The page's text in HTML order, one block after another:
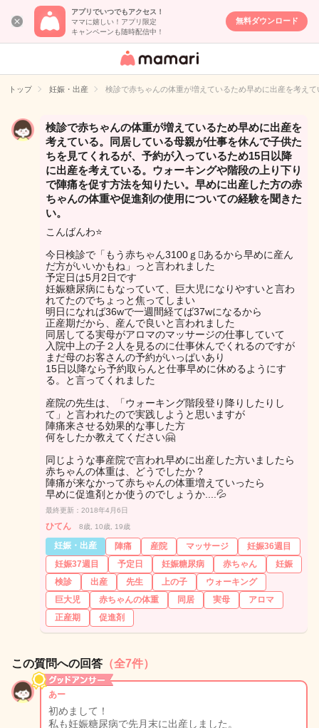
アプリでいつでもアクセス！
ママに嬉しい！アプリ限定
キャンペーンも随時配信中！
無料ダウンロード
女性専用匿名QA
イト
トップ 妊娠・出産 検診で赤ちゃんの体重が増えているため早めに出産を考え
検診で赤ちゃんの体重が増えているため早めに出産を
考えている。同居している母親が仕事を休んで子供た
ちを見てくれるが、予約が入っているため15日以降
に出産を考えている。ウォーキングや階段の上り下り
で陣痛を促す方法を知りたい。早めに出産した方の赤
ちゃんの体重や促進剤の使用についての経験を聞きた
い。
こんばんわ⭐️
今日検診で「もう赤ちゃん3100ｇあるから早めに産ん
だ方がいいかもね」っと言われました
予定日は5月2日です
妊娠糖尿病にもなっていて、巨大児になりやすいと言わ
れてたのでちょっと焦ってしまい
明日になれば36wで一週間経てば37wになるから
正産期だから、産んで良いと言われました
同居してる実母がアロマのマッサージの仕事していて
入院中上の子２人を見るのに仕事休んでくれるのですが
まだ母のお客さんの予約がいっぱいあり
15日以降なら予約取らんと仕事早めに休めるようにす
る。と言ってくれました
産院の先生は、「ウォーキング階段登り降りしたりし
て」と言われたので実践しようと思いますが
陣痛来させる効果的な事した方
何をしたか教えてください🤗
同じような事産院で言われ早めに出産した方いましたら
赤ちゃんの体重は、どうでしたか？
陣痛が来なかって赤ちゃんの体重増えていったら
早めに促進剤とか使うのでしょうか....💦
最終更新：2018年4月6日
ひてん 8歳, 10歳, 19歳
妊娠・出産 陣痛 産院 マッサージ
妊娠36週目
妊娠37週目
予定日 妊娠糖尿病 赤ちゃん
妊娠
検診
出産 先生 上の子
ウォーキング
巨大児
赤ちゃんの体重 同居 実母
アロマ
正産期
促進剤
この質問への回答 （全7件）
あー
初めまして！
私も妊娠糖尿病で先月末に出産しました。